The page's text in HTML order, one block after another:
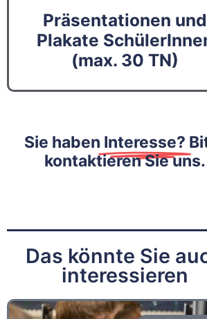
Präsentationen und
Plakate
(max. 30 TN)
Sie haben Interesse?
kontaktieren Sie uns.
Das könnte Sie
interessieren